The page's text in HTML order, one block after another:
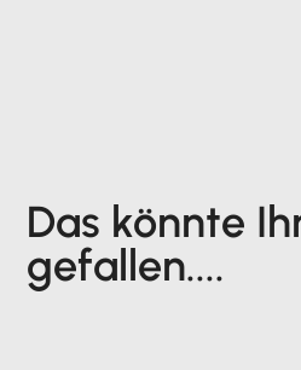
Das könnte
gefallen....